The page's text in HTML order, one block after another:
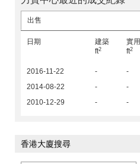
出售
日期
建築
ft2
實用
ft2
2016-11-22 - -
2014-08-22
- -
2010-12-29
- -
香港大廈搜尋